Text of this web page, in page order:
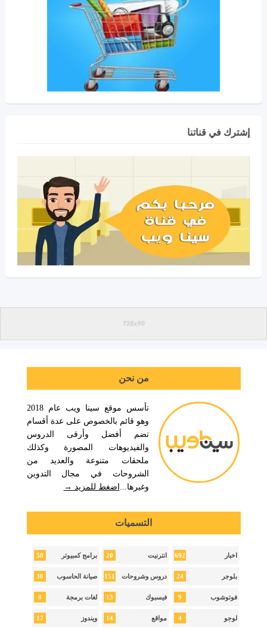
إشترك في قناتنا
من نحن
تأسس موقع سينا ويب عام 2018
وهو قائم بالخصوص على عدة أقسام
تضم أفضل وأرقى الدروس
والفيديوهات المصورة وكذلك
ملحقات متنوعة والعديد من
الشروحات في مجال التدوين
وغيرها... اضغط للمزيد →
التسميات
اخبار 692 انترنيت 20 برامج كمبيوتر 50
بلوجر 24 دروس وشروحات 151 صيانة الحاسوب 30
فوتوشوب 9 فيسبوك 13 لغات برمجة 8
لوجو 4 مواقع 14 ويندوز 17